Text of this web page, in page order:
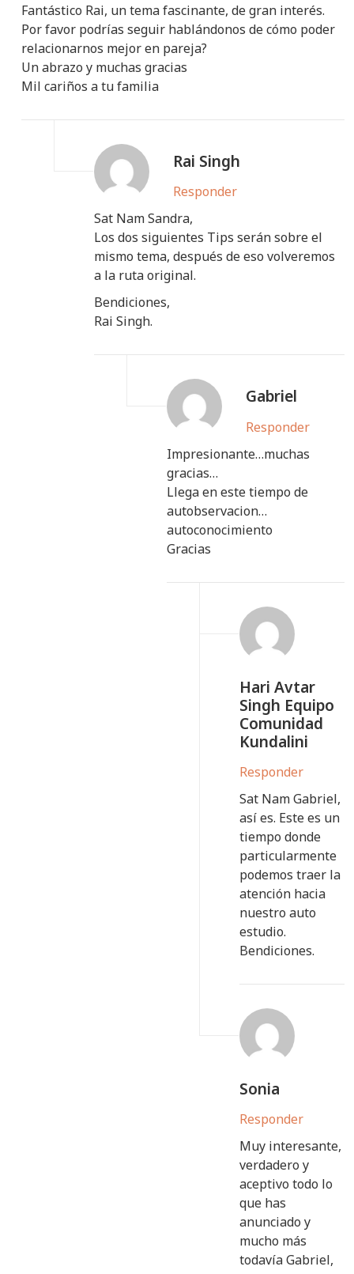
Fantástico Rai, un tema fascinante, de gran interés.
Por favor podrías seguir hablándonos de cómo poder
relacionarnos mejor en pareja?
Un abrazo y muchas gracias
Mil cariños a tu familia
Rai Singh
Responder
Sat Nam Sandra,
Los dos siguientes Tips serán sobre el
mismo tema, después de eso volveremos
a la ruta original.
Bendiciones,
Rai Singh.
Gabriel
Responder
Impresionante…muchas
gracias…
Llega en este tiempo de
autobservacion…
autoconocimiento
Gracias
Hari Avtar
Singh Equipo
Comunidad
Kundalini
Responder
Sat Nam Gabriel,
así es. Este es un
tiempo donde
particularmente
podemos traer la
atención hacia
nuestro auto
estudio.
Bendiciones.
Sonia
Responder
Muy interesante,
verdadero y
aceptivo todo lo
que has
anunciado y
mucho más
todavía Gabriel,